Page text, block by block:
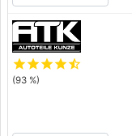
starstarstarstarstar_half
(93 %)